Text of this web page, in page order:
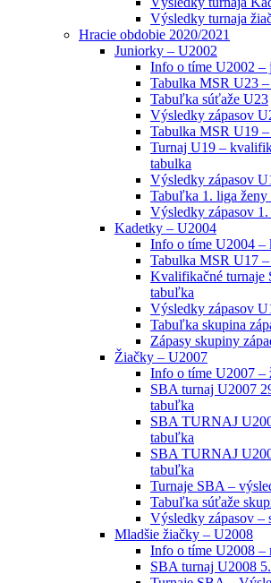
Výsledky turnaja
Hracie obdobie 2020/2021
Juniorky – U2002
Info o tíme U2002 –
Tabulka MSR U23
Tabuľka súťaže U23
Výsledky zápasov
Tabulka MSR U19
Turnaj U19 –
tabulka
Výsledky zápasov
Tabuľka 1. liga
Výsledky zápasov
Kadetky – U2004
Info o tíme U2004 –
Tabulka MSR U17
Kvalifikačné turnaje
tabuľka
Výsledky zápasov
Tabuľka skupina
Zápasy skupiny
Žiačky – U2007
Info o tíme U2007 –
SBA turnaj U2007
tabuľka
SBA TURNAJ
tabuľka
SBA TURNAJ
tabuľka
Turnaje SBA –
Tabuľka súťaže
Výsledky zápasov –
Mladšie žiačky – U2008
Info o tíme U2008 –
SBA turnaj U2008